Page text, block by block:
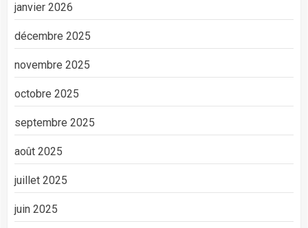
janvier 2026
décembre 2025
novembre 2025
octobre 2025
septembre 2025
août 2025
juillet 2025
juin 2025